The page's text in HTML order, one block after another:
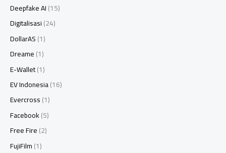
Deepfake AI(15)
Digitalisasi(24)
DollarAS(1)
Dreame(1)
E-Wallet(1)
EV Indonesia(16)
Evercross(1)
Facebook(5)
Free Fire(2)
FujiFilm(1)